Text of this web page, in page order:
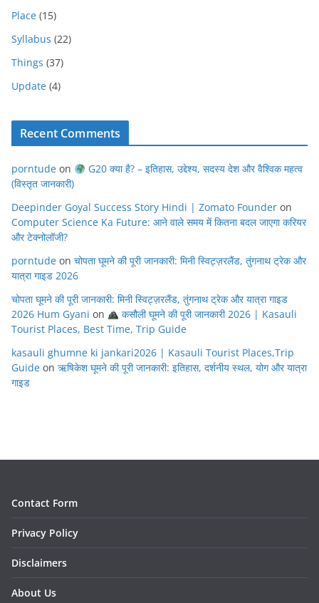
Place (15)
Syllabus (22)
Things (37)
Update (4)
Recent Comments
porntude on
G20 क्या है? – इतिहास, उद्देश्य, सदस्य देश और वैश्विक महत्व
(विस्तृत जानकारी)
Deepinder Goyal Success Story Hindi | Zomato Founder on
Computer Science Ka Future: आने वाले समय में कितना बदल जाएगा करियर
और टेक्नोलॉजी?
porntude on चोपता घूमने की पूरी जानकारी: मिनी स्विट्ज़रलैंड, तुंगनाथ ट्रेक और
यात्रा गाइड 2026
चोपता घूमने की पूरी जानकारी: मिनी स्विट्ज़रलैंड, तुंगनाथ ट्रेक और यात्रा गाइड
2026 Hum Gyani on
कसौली घूमने की पूरी जानकारी 2026 | Kasauli
Tourist Places, Best Time, Trip Guide
kasauli ghumne ki jankari2026 | Kasauli Tourist Places,Trip
Guide on ऋषिकेश घूमने की पूरी जानकारी: इतिहास, दर्शनीय स्थल, योग और यात्रा
गाइड
Contact Form
Privacy Policy
Disclaimers
About Us